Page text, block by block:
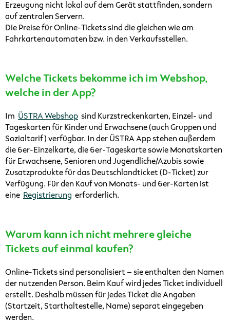
Erzeugung nicht lokal auf dem Gerät stattfinden, sondern
auf zentralen Servern.
Die Preise für Online-Tickets sind die gleichen wie am
Fahrkartenautomaten bzw. in den Verkaufsstellen.
Welche Tickets bekomme ich im Webshop,
welche in der App?
Im ÜSTRA Webshop sind Kurzstreckenkarten, Einzel- und
Tageskarten für Kinder und Erwachsene (auch Gruppen und
Sozialtarif) verfügbar. In der ÜSTRA App stehen außerdem
die 6er-Einzelkarte, die 6er-Tageskarte sowie Monatskarten
für Erwachsene, Senioren und Jugendliche/Azubis sowie
Zusatzprodukte für das Deutschlandticket (D-Ticket) zur
Verfügung. Für den Kauf von Monats- und 6er-Karten ist
eine Registrierung erforderlich.
Warum kann ich nicht mehrere gleiche
Tickets auf einmal kaufen?
Online-Tickets sind personalisiert – sie enthalten den Namen
der nutzenden Person. Beim Kauf wird jedes Ticket individuell
erstellt. Deshalb müssen für jedes Ticket die Angaben
(Startzeit, Starthaltestelle, Name) separat eingegeben
werden.